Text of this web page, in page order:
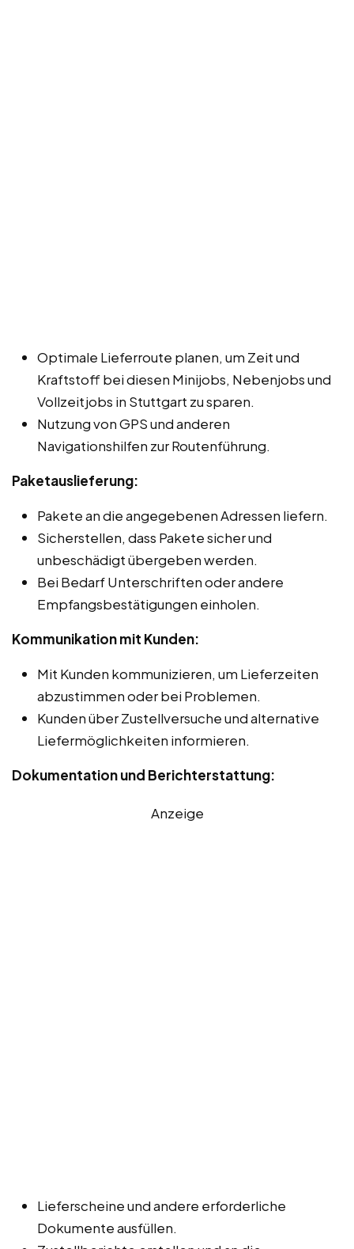
Optimale Lieferroute planen, um Zeit und
Kraftstoff bei diesen Minijobs, Nebenjobs und
Vollzeitjobs in Stuttgart zu sparen.
Nutzung von GPS und anderen
Navigationshilfen zur Routenführung.
Paketauslieferung:
Pakete an die angegebenen Adressen liefern.
Sicherstellen, dass Pakete sicher und
unbeschädigt übergeben werden.
Bei Bedarf Unterschriften oder andere
Empfangsbestätigungen einholen.
Kommunikation mit Kunden:
Mit Kunden kommunizieren, um Lieferzeiten
abzustimmen oder bei Problemen.
Kunden über Zustellversuche und alternative
Liefermöglichkeiten informieren.
Dokumentation und Berichterstattung:
Anzeige
Lieferscheine und andere erforderliche
Dokumente ausfüllen.